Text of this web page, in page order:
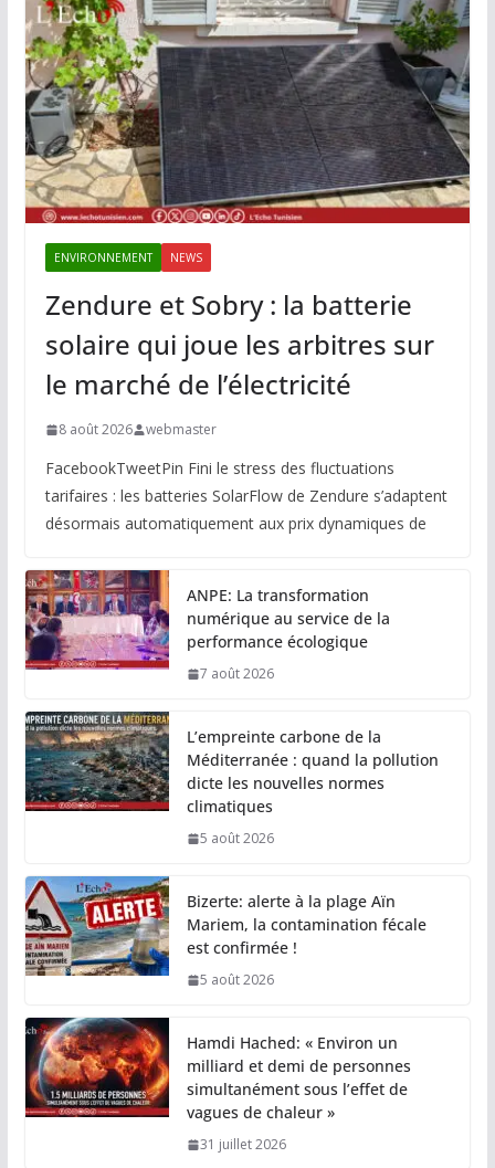
ENVIRONNEMENT NEWS
Zendure et Sobry : la batterie
solaire qui joue les arbitres sur
le marché de l’électricité
8 août 2026 webmaster
FacebookTweetPin Fini le stress des fluctuations
tarifaires : les batteries SolarFlow de Zendure s’adaptent
désormais automatiquement aux prix dynamiques de
ANPE: La transformation
numérique au service de la
performance écologique
7 août 2026
L’empreinte carbone de la
Méditerranée : quand la pollution
dicte les nouvelles normes
climatiques
5 août 2026
Bizerte: alerte à la plage Aïn
Mariem, la contamination fécale
est confirmée !
5 août 2026
Hamdi Hached: « Environ un
milliard et demi de personnes
simultanément sous l’effet de
vagues de chaleur »
31 juillet 2026